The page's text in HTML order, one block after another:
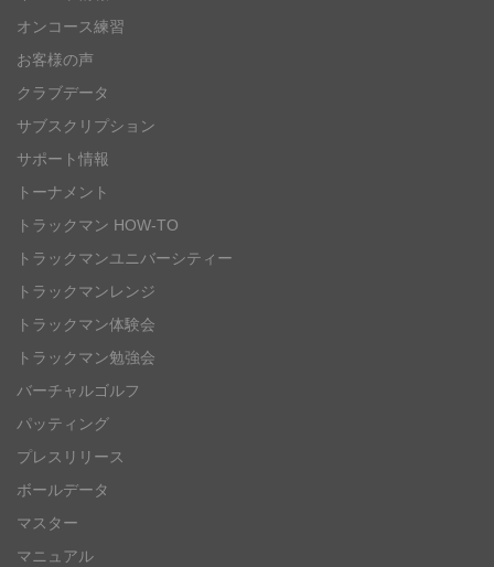
オンコース練習
お客様の声
クラブデータ
サブスクリプション
サポート情報
トーナメント
トラックマン HOW-TO
トラックマンユニバーシティー
トラックマンレンジ
トラックマン体験会
トラックマン勉強会
バーチャルゴルフ
パッティング
プレスリリース
ボールデータ
マスター
マニュアル